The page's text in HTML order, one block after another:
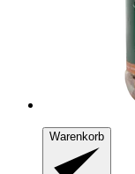
Warenkorb